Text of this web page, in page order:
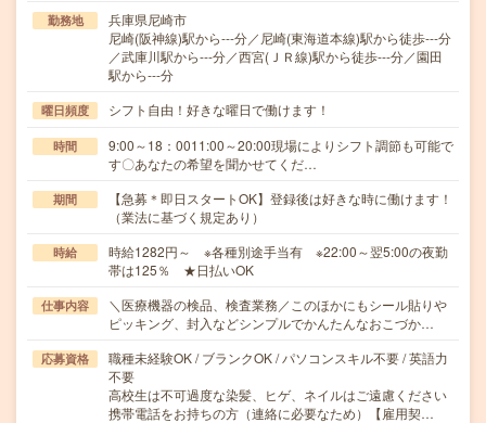
勤務地
兵庫県尼崎市
尼崎(阪神線)駅から---分／尼崎(東海道本線)駅から徒歩---分
／武庫川駅から---分／西宮(ＪＲ線)駅から徒歩---分／園田
駅から---分
曜日頻度 シフト自由！好きな曜日で働けます！
時間
9:00～18：0011:00～20:00現場によりシフト調節も可能で
す〇あなたの希望を聞かせてくだ…
期間
【急募＊即日スタートOK】登録後は好きな時に働けます！
（業法に基づく規定あり）
時給
時給1282円～ ※各種別途手当有 ※22:00～翌5:00の夜勤
帯は125％ ★日払いOK
仕事内容
＼医療機器の検品、検査業務／このほかにもシール貼りや
ピッキング、封入などシンプルでかんたんなおこづか…
応募資格
職種未経験OK / ブランクOK / パソコンスキル不要 / 英語力
不要
高校生は不可過度な染髪、ヒゲ、ネイルはご遠慮ください
携帯電話をお持ちの方（連絡に必要なため）【雇用契…